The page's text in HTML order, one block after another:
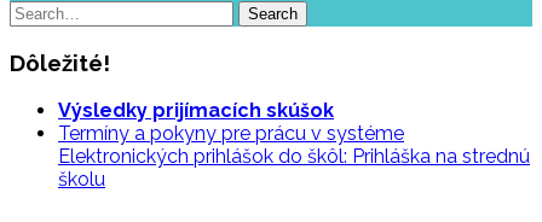
Dôležité!
Výsledky prijímacích skúšok
Termíny a pokyny pre prácu v systéme
Elektronických prihlášok do škôl: Prihláška na strednú
školu